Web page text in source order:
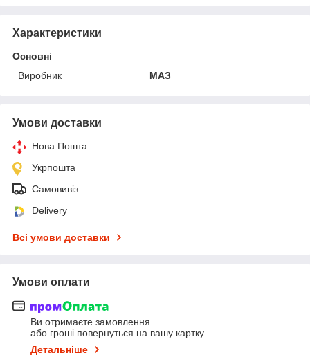
Характеристики
Основні
Виробник
МАЗ
Умови доставки
Нова Пошта
Укрпошта
Самовивіз
Delivery
Всі умови доставки
Умови оплати
Ви отримаєте замовлення
або гроші повернуться на вашу картку
Детальніше